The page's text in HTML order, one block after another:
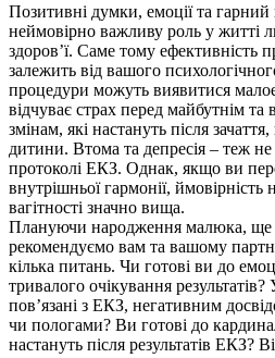
Позитивні думки, емоції та гарний
неймовірно важливу роль у житті
здоров’ї. Саме тому ефективність
залежить від вашого
процедури можуть виявитися
відчуває страх перед майбутнім та
змінам, які настануть після
дитини. Втома та депресія – теж
протоколі ЕКЗ. Однак, якщо ви
внутрішньої гармонії, ймовірність
вагітності значно вища.
Плануючи народження малюка, ще
рекомендуємо вам та вашому
кілька питань. Чи готові ви до
тривалого очікування
пов’язані з ЕКЗ, негативним
чи пологами? Ви готові до
настануть після результатів ЕКЗ?